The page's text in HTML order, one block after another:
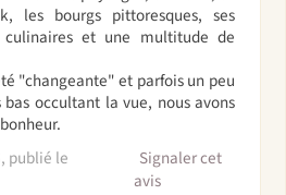
les bourgs pittoresques, ses
culinaires et une multitude de
"changeante" et parfois un peu
occultant la vue, nous avons
publié le
Signaler cet
avis